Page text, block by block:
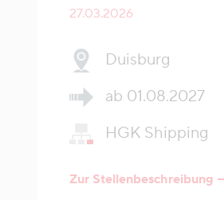
27.03.2026
Duisburg
ab 01.08.2027
HGK Shipping
Zur Stellenbeschreibung